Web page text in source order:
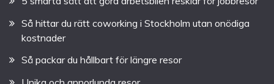
Så hittar du rätt coworking i Stockholm utan onödiga
kostnader
Så packar du hållbart för längre resor